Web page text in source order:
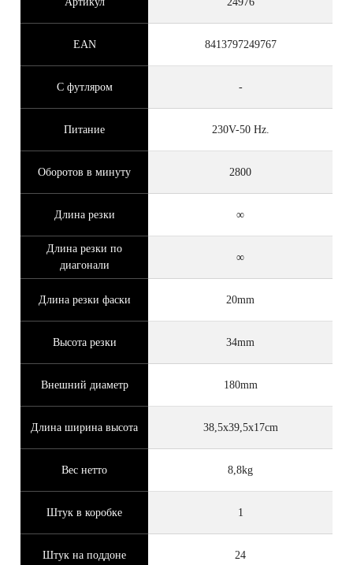
EAN 8413797249767
С футляром -
Питание 230V-50 Hz.
Оборотов в минуту 2800
Длина резки ∞
Длина резки по
диагонали
∞
Длина резки фаски 20mm
Высота резки 34mm
Внешний диаметр 180mm
Длина ширина высота 38,5x39,5x17cm
Вес нетто 8,8kg
Штук в коробке 1
Штук на поддоне 24